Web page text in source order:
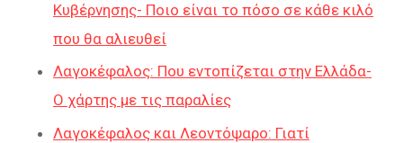
Κυβέρνησης- Ποιο είναι το πόσο σε κάθε κιλό
που θα αλιευθεί
Λαγοκέφαλος: Που εντοπίζεται στην Ελλάδα-
Ο χάρτης με τις παραλίες
Λαγοκέφαλος και Λεοντόψαρο: Γιατί